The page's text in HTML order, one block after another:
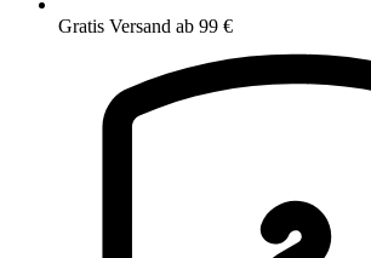
Gratis Versand ab 99 €